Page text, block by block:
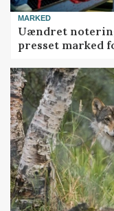
MARKED
Uændret
presset marked